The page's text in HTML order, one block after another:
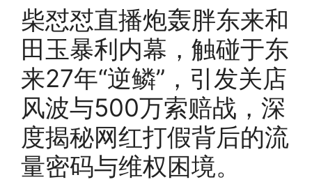
柴怼怼直播炮轰胖东来和
田玉暴利内幕，触碰于东
来27年“逆鳞”，引发关店
风波与500万索赔战，深
度揭秘网红打假背后的流
量密码与维权困境。